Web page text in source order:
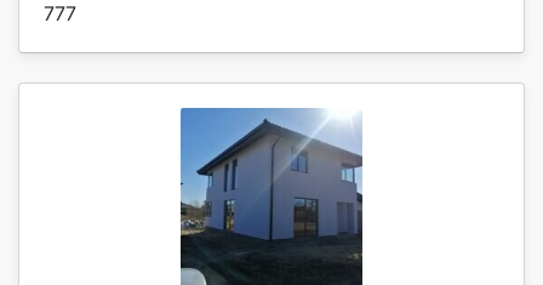
777